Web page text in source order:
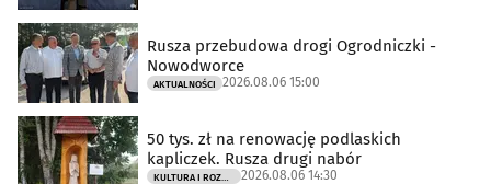
Rusza przebudowa drogi Ogrodniczki -
Nowodworce
AKTUALNOŚCI 2026.08.06 15:00
50 tys. zł na renowację podlaskich
kapliczek. Rusza drugi nabór
2026.08.06 14:30